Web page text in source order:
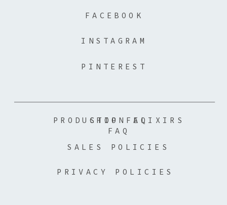
PINTEREST
INSTAGRAM
FACEBOOK
SALES POLICIES
PRIVACY POLICIES
SHOP FAQ
PRODUCTION ELIXIRS
FAQ